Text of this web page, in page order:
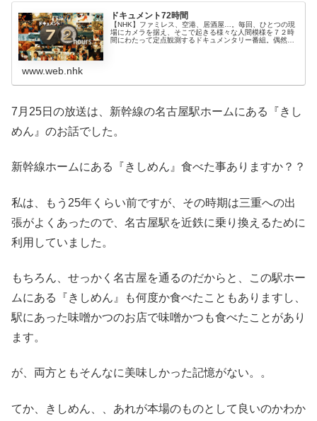
ドキュメント72時間
【NHK】ファミレス、空港、居酒屋…。毎回、ひとつの現
場にカメラを据え、そこで起きる様々な人間模様を７２時
間にわたって定点観測するドキュメンタリー番組。偶然出
www.web.nhk
7月25日の放送は、新幹線の名古屋駅ホームにある『きし
めん』のお話でした。
新幹線ホームにある『きしめん』食べた事ありますか？？
私は、もう25年くらい前ですが、その時期は三重への出
張がよくあったので、名古屋駅を近鉄に乗り換えるために
利用していました。
もちろん、せっかく名古屋を通るのだからと、この駅ホー
ムにある『きしめん』も何度か食べたこともありますし、
駅にあった味噌かつのお店で味噌かつも食べたことがあり
ます。
が、両方ともそんなに美味しかった記憶がない。。
てか、きしめん、、あれが本場のものとして良いのかわか